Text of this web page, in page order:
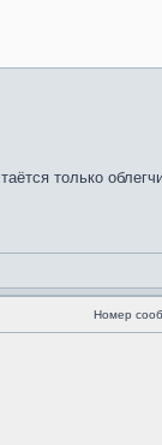
только
Номер